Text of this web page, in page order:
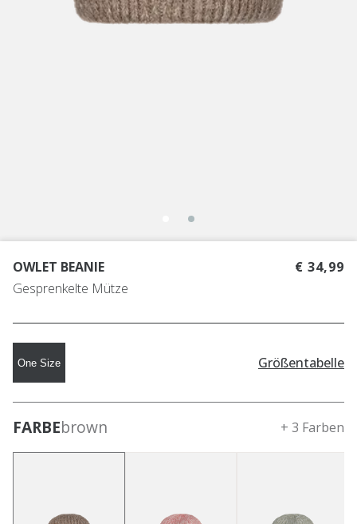
OWLET BEANIE
Gesprenkelte Mütze
€ 34,99
One Size Größentabelle
FARBEbrown + 3 Farben